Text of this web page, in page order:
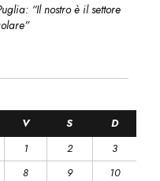
“Il nostro è il settore
V S
D
1
2
3
8 9
10